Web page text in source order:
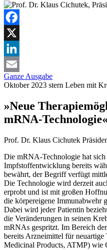
Facebook
X
LinkedIn
Email
Ganze Ausgabe
Oktober 2023 stern Leben mit
»Neue
mRNA-Technologie«
Prof. Dr. Klaus Cichutek
Die mRNA-Technologie hat sich
Impfstoffentwicklung bereits
bewährt, der Begriff verfügt
Die Technologie wird derzeit
erprobt und ist mit großen
die körpereigene Immunabwehr
Dabei wird jeder Patientin
die Veränderungen in seinen
mRNAs gespritzt. Im Bereich
bereits Arzneimittel für
Medicinal Products, ATMP)